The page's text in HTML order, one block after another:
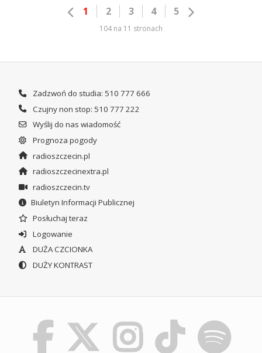
1 2 3 4 5
104 na 11 stronach
Zadzwoń do studia: 510 777 666
Czujny non stop: 510 777 222
Wyślij do nas wiadomość
Prognoza pogody
radioszczecin.pl
radioszczecinextra.pl
radioszczecin.tv
Biuletyn Informacji Publicznej
Posłuchaj teraz
Logowanie
DUŻA CZCIONKA
DUŻY KONTRAST